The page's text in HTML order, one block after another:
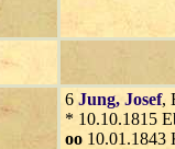
6 Jung, Josef,
* 10.10.1815
oo 10.01.1843